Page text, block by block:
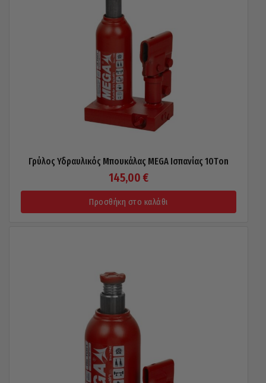
Γρύλος Υδραυλικός Μπουκάλας MEGA Ισπανίας 10Τon
145,00 €
Προσθήκη στο καλάθι